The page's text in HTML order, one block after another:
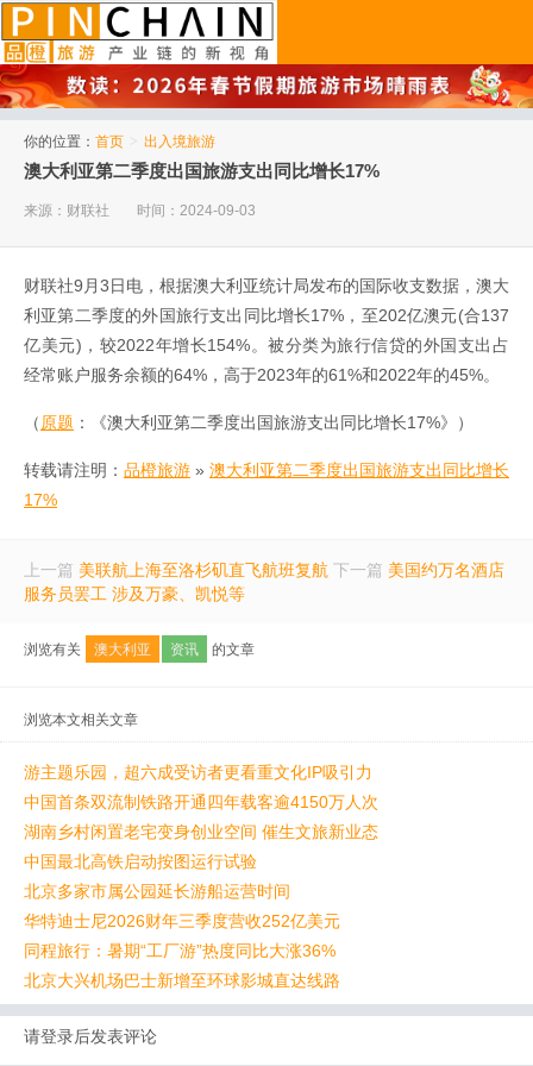
你的位置： 首页 > 出入境旅游
澳大利亚第二季度出国旅游支出同比增长17%
来源：财联社 时间：2024-09-03
财联社9月3日电，根据澳大利亚统计局发布的国际收支数据，澳大
利亚第二季度的外国旅行支出同比增长17%，至202亿澳元(合137
亿美元)，较2022年增长154%。被分类为旅行信贷的外国支出占
经常账户服务余额的64%，高于2023年的61%和2022年的45%。
（原题 ：《澳大利亚第二季度出国旅游支出同比增长17%》）
转载请注明： 品橙旅游 » 澳大利亚第二季度出国旅游支出同比增长
17%
上一篇 美联航上海至洛杉矶直飞航班复航 下一篇 美国约万名酒店
服务员罢工 涉及万豪、凯悦等
浏览有关 澳大利亚 资讯 的文章
浏览本文相关文章
游主题乐园，超六成受访者更看重文化IP吸引力
中国首条双流制铁路开通四年载客逾4150万人次
湖南乡村闲置老宅变身创业空间 催生文旅新业态
中国最北高铁启动按图运行试验
北京多家市属公园延长游船运营时间
华特迪士尼2026财年三季度营收252亿美元
同程旅行：暑期“工厂游”热度同比大涨36%
北京大兴机场巴士新增至环球影城直达线路
请登录后发表评论